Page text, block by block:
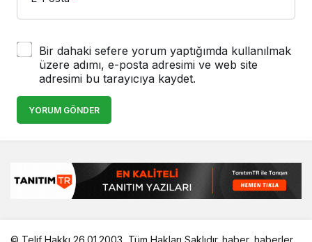
Bir dahaki sefere yorum yaptığımda kullanılmak
üzere adımı, e-posta adresimi ve web site
adresimi bu tarayıcıya kaydet.
YORUM GÖNDER